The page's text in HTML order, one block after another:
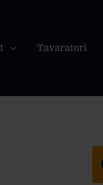
Tavaratori